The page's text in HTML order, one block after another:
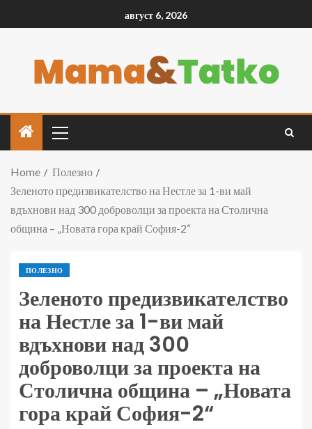
август 6, 2026
Home
Полезно
Зеленото предизвикателство на Нестле за 1-ви май
вдъхнови над 300 доброволци за проекта на Столична
община – „Новата гора край София-2“
ПОЛЕЗНО
Зеленото предизвикателство
на Нестле за 1-ви май
вдъхнови над 300
доброволци за проекта на
Столична община – „Новата
гора край София-2“